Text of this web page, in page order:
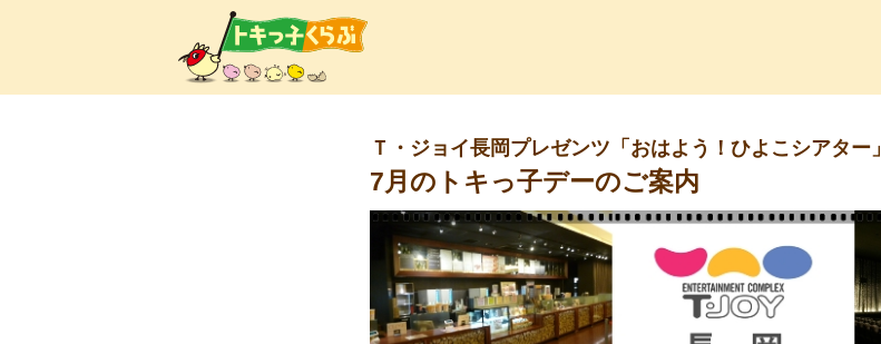
Ｔ・ジョイ長岡プレゼンツ「おはよう！ひよこシアター」
7月のトキっ子デーのご案内